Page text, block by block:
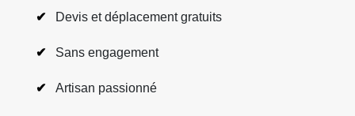
Devis et déplacement gratuits
Sans engagement
Artisan passionné